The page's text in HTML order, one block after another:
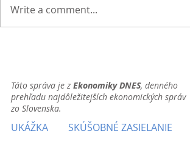
Write a comment...
Táto správa je z Ekonomiky DNES, denného
prehľadu najdôležitejších ekonomických správ
zo Slovenska.
UKÁŽKA SKÚŠOBNÉ ZASIELANIE